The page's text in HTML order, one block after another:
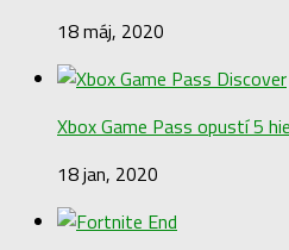
18 máj, 2020
Xbox Game Pass opustí 5
18 jan, 2020